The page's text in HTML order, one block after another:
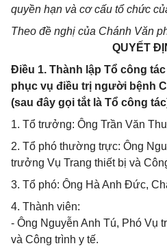
quyền hạn và cơ cấu tổ chức
Theo đề nghị của Chánh Văn
QUYẾT
Điều 1. Thành lập Tổ công
phục vụ điều trị người bệnh
(sau đây gọi tắt là Tổ công
1. Tổ trưởng: Ông Trần Văn
2. Tổ phó thường trực: Ông
trưởng Vụ Trang thiết bị và
3. Tổ phó: Ông Hà Anh Đức,
4. Thành viên:
- Ông Nguyễn Anh Tú, Phó Vụ
và Công trình y tế.